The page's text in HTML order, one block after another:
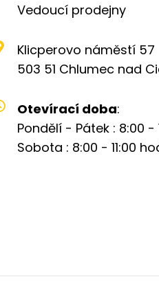
Vedoucí prodejny
Klicperovo náměstí 57
503 51 Chlumec nad
Otevírací doba:
Pondělí - Pátek : 8:00 -
Sobota : 8:00 - 11:00